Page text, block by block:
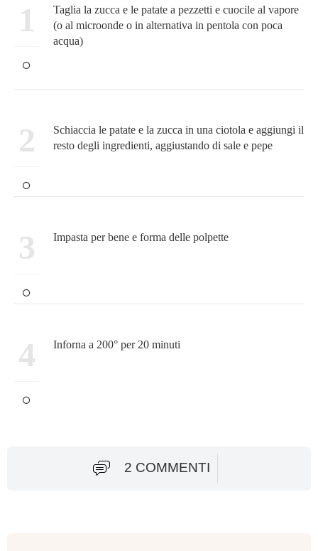
1
Taglia la zucca e le patate a pezzetti e cuocile al vapore
(o al microonde o in alternativa in pentola con poca
acqua)
2
Schiaccia le patate e la zucca in una ciotola e aggiungi il
resto degli ingredienti, aggiustando di sale e pepe
3 Impasta per bene e forma delle polpette
4 Inforna a 200° per 20 minuti
2 COMMENTI